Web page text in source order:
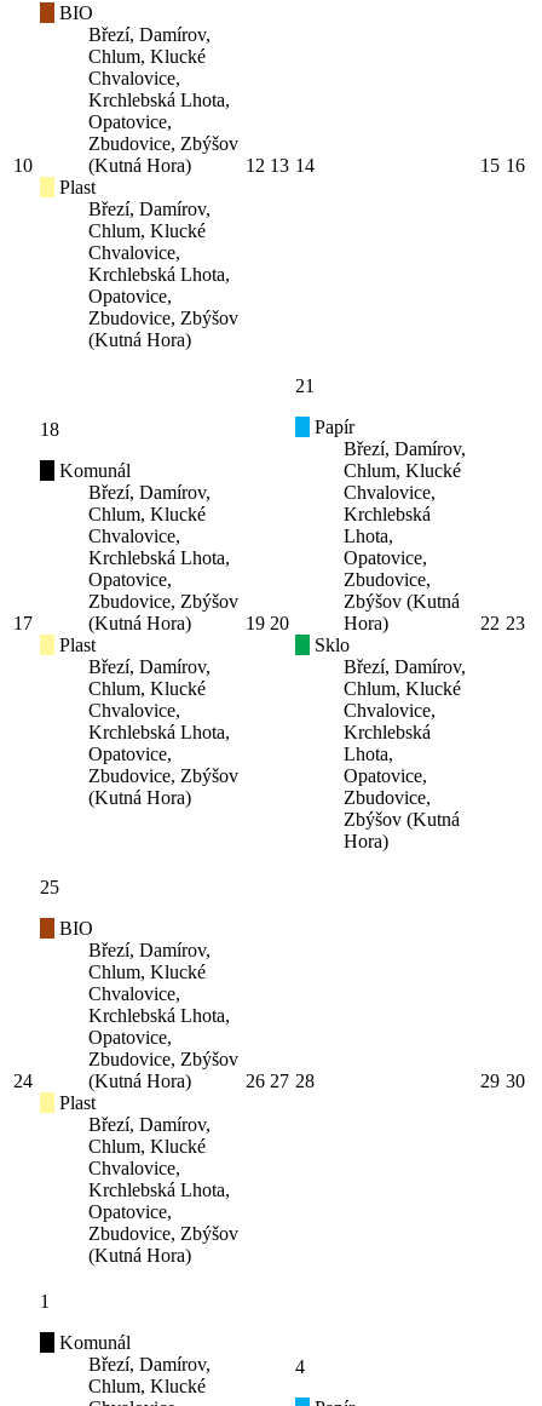
10
BIO
Březí, Damírov,
Chlum, Klucké
Chvalovice,
Krchlebská Lhota,
Opatovice,
Zbudovice, Zbýšov
(Kutná Hora)
Plast
Březí, Damírov,
Chlum, Klucké
Chvalovice,
Krchlebská Lhota,
Opatovice,
Zbudovice, Zbýšov
(Kutná Hora)
12 13 14 15 16
17
18
Komunál
Březí, Damírov,
Chlum, Klucké
Chvalovice,
Krchlebská Lhota,
Opatovice,
Zbudovice, Zbýšov
(Kutná Hora)
Plast
Březí, Damírov,
Chlum, Klucké
Chvalovice,
Krchlebská Lhota,
Opatovice,
Zbudovice, Zbýšov
(Kutná Hora)
19 20
21
Papír
Březí, Damírov,
Chlum, Klucké
Chvalovice,
Krchlebská
Lhota,
Opatovice,
Zbudovice,
Zbýšov (Kutná
Hora)
Sklo
Březí, Damírov,
Chlum, Klucké
Chvalovice,
Krchlebská
Lhota,
Opatovice,
Zbudovice,
Zbýšov (Kutná
Hora)
22 23
24
25
BIO
Březí, Damírov,
Chlum, Klucké
Chvalovice,
Krchlebská Lhota,
Opatovice,
Zbudovice, Zbýšov
(Kutná Hora)
Plast
Březí, Damírov,
Chlum, Klucké
Chvalovice,
Krchlebská Lhota,
Opatovice,
Zbudovice, Zbýšov
(Kutná Hora)
26 27 28 29 30
1
Komunál
Březí, Damírov,
Chlum, Klucké
4